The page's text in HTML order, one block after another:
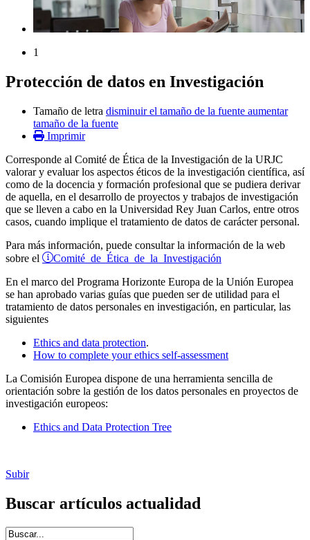
1
Protección de datos en Investigación
Tamaño de letra disminuir el tamaño de la fuente aumentar
tamaño de la fuente
Imprimir
Corresponde al Comité de Ética de la Investigación de la URJC
valorar y evaluar los aspectos éticos de la investigación científica, así
como de la docencia y formación profesional que se pudiera derivar
de aquella, en el desarrollo de proyectos y trabajos de investigación
que se lleven a cabo en la Universidad Rey Juan Carlos, entre otros
casos, cuando implique el tratamiento de datos de carácter personal.
Para más información, puede consultar la información de la web
sobre el
Comité de Ética de la Investigación
En el marco del Programa Horizonte Europa de la Unión Europea
se han aprobado varias guías que pueden ser de utilidad para el
tratamiento de datos personales en investigación, en particular, las
siguientes
Ethics and data protection.
How to complete your ethics self-assessment
La Comisión Europea dispone de una herramienta sencilla de
orientación sobre la gestión de los datos personales en proyectos de
investigación europeos:
Ethics and Data Protection Tree
Subir
Buscar artículos actualidad
Introduce términos de búsqueda